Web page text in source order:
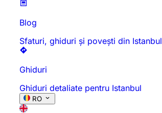
Blog
Sfaturi, ghiduri și povești din Istanbul
Ghiduri
Ghiduri detaliate pentru Istanbul
RO